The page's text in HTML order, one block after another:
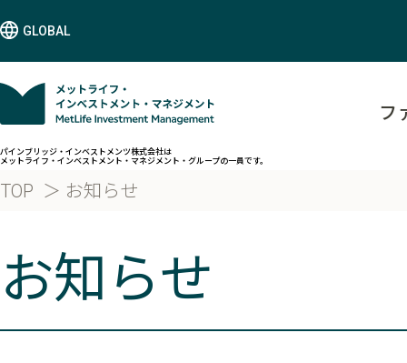
GLOBAL
パインブリッジ・インベストメンツ株式会社は
メットライフ・インベストメント・マネジメント・グループの一員です。
フ
TOP お知らせ
お知らせ